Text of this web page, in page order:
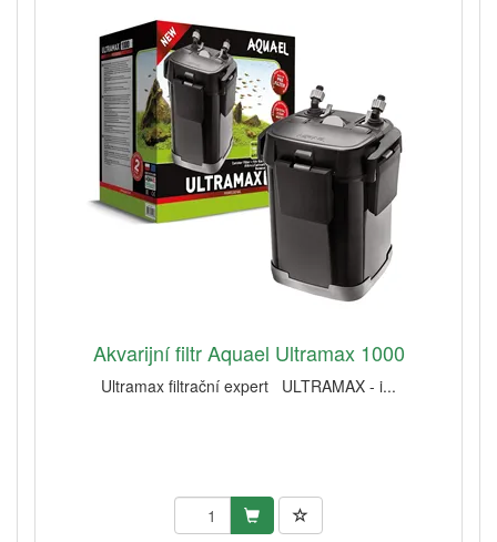
Akvarijní filtr Aquael Ultramax 1000
Ultramax filtrační expert ULTRAMAX - i...